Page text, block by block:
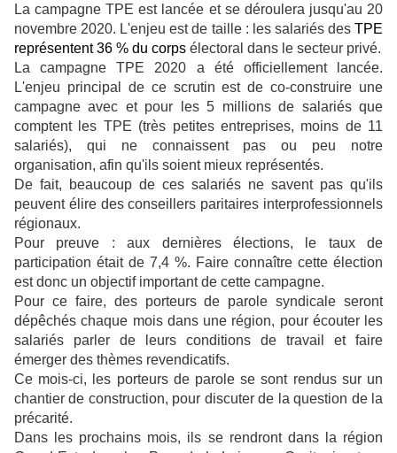
La campagne TPE est lancée et se déroulera jusqu'au 20
novembre 2020. L'enjeu est de taille : les salariés desTPE
représentent 36 % du corps électoral dans le secteur privé.
La campagne TPE 2020 a été officiellement lancée.
L'enjeu principal de ce scrutin est de co-construire une
campagne avec et pour les 5 millions de salariés que
comptent les TPE (très petites entreprises, moins de 11
salariés), qui ne connaissent pas ou peu notre
organisation, afin qu'ils soient mieux représentés.
De fait, beaucoup de ces salariés ne savent pas qu'ils
peuvent élire des conseillers paritaires interprofessionnels
régionaux.
Pour preuve : aux dernières élections, le taux de
participation était de 7,4 %. Faire connaître cette élection
est donc un objectif important de cette campagne.
Pour ce faire, des porteurs de parole syndicale seront
dépêchés chaque mois dans une région, pour écouter les
salariés parler de leurs conditions de travail et faire
émerger des thèmes revendicatifs.
Ce mois-ci, les porteurs de parole se sont rendus sur un
chantier de construction, pour discuter de la question de la
précarité.
Dans les prochains mois, ils se rendront dans la région